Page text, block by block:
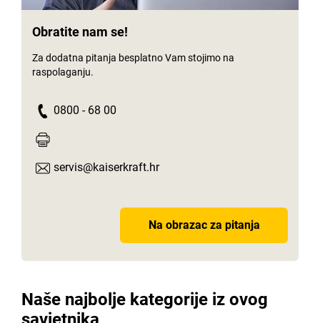
Obratite nam se!
Za dodatna pitanja besplatno Vam stojimo na
raspolaganju.
0800 - 68 00
servis@kaiserkraft.hr
Na obrazac za pitanja
Naše najbolje kategorije iz ovog